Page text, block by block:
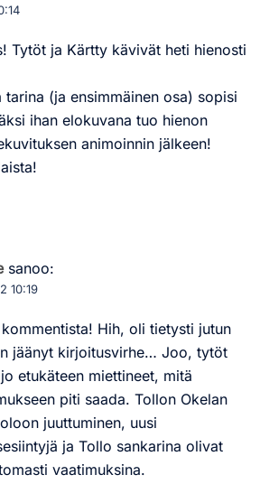
Tytöt ja Kärtty kävivät heti hienosti
tarina (ja ensimmäinen osa) sopisi
ihan elokuvana tuo hienon
animoinnin jälkeen!
sanoo:
10:19
Hih, oli tietysti jutun
jäänyt kirjoitusvirhe… Joo, tytöt
etukäteen miettineet, mitä
piti saada. Tollon Okelan
juuttuminen, uusi
ja Tollo sankarina olivat
vaatimuksina.